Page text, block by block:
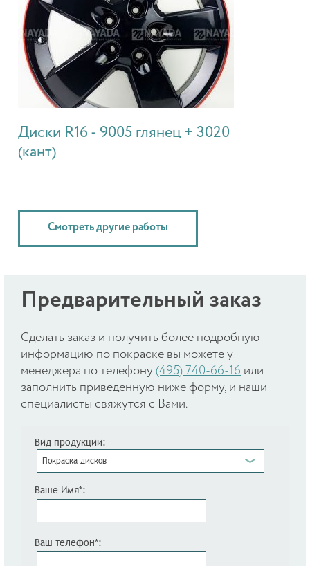
Диски R16 - 9005 глянец + 3020
(кант)
Смотреть другие работы
Предварительный заказ
Cделать заказ и получить более подробную
информацию по покраске вы можете у
менеджера по телефону (495) 740-66-16 или
заполнить приведенную ниже форму, и наши
специалисты свяжутся с Вами.
Вид продукции:
Покраска дисков
Ваше Имя*:
Ваш телефон*: